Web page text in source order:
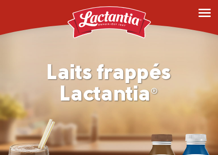
Laits frappés
Lactantia®